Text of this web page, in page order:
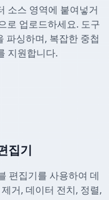
소스 영역에 붙여넣거
로 업로드하세요. 도구
파싱하며, 복잡한 중첩
지원합니다.
집기
편집기를 사용하여 데
거, 데이터 전치, 정렬,